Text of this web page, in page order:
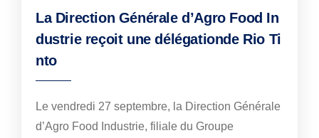
La Direction Générale d’Agro Food In
dustrie reçoit une délégationde Rio Ti
nto
Le vendredi 27 septembre, la Direction Générale
d’Agro Food Industrie, filiale du Groupe